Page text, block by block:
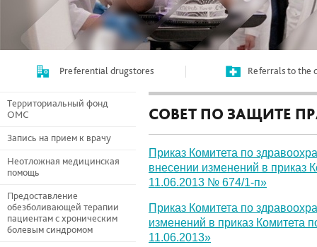
Preferential drugstores Referrals to the
Территориальный фонд
ОМС
Запись на прием к врачу
Неотложная медицинская
помощь
Предоставление
обезболивающей терапии
пациентам с хроническим
болевым синдромом
СОВЕТ ПО ЗАЩИТЕ
Приказ Комитета по
внесении изменений в приказ
11.06.2013 № 674/1-п»
Приказ Комитета по
изменений в приказ Комитета
11.06.2013»